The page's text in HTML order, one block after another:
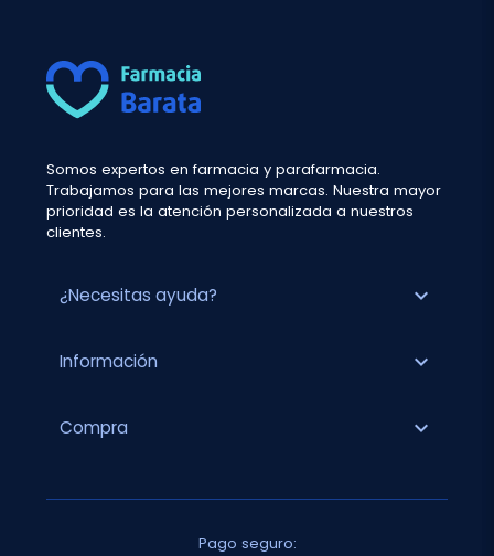
Somos expertos en farmacia y parafarmacia.
Trabajamos para las mejores marcas. Nuestra mayor
prioridad es la atención personalizada a nuestros
clientes.
¿Necesitas ayuda? expand_more
Información expand_more
Compra expand_more
Pago seguro: